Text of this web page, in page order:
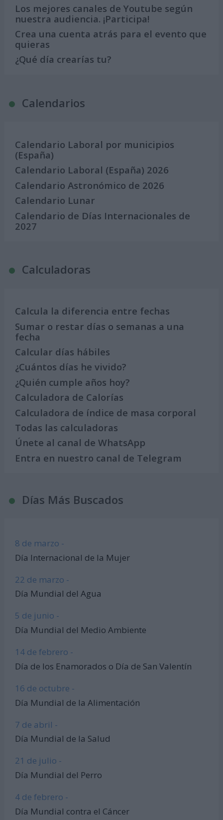
Los mejores canales de Youtube según
nuestra audiencia. ¡Participa!
Crea una cuenta atrás para el evento que
quieras
¿Qué día crearías tu?
Calendarios
Calendario Laboral por municipios
(España)
Calendario Laboral (España) 2026
Calendario Astronómico de 2026
Calendario Lunar
Calendario de Días Internacionales de
2027
Calculadoras
Calcula la diferencia entre fechas
Sumar o restar días o semanas a una
fecha
Calcular días hábiles
¿Cuántos días he vivido?
¿Quién cumple años hoy?
Calculadora de Calorías
Calculadora de índice de masa corporal
Todas las calculadoras
Únete al canal de WhatsApp
Entra en nuestro canal de Telegram
Días Más Buscados
8 de marzo -
Día Internacional de la Mujer
22 de marzo -
Día Mundial del Agua
5 de junio -
Día Mundial del Medio Ambiente
14 de febrero -
Día de los Enamorados o Día de San Valentín
16 de octubre -
Día Mundial de la Alimentación
7 de abril -
Día Mundial de la Salud
21 de julio -
Día Mundial del Perro
4 de febrero -
Día Mundial contra el Cáncer